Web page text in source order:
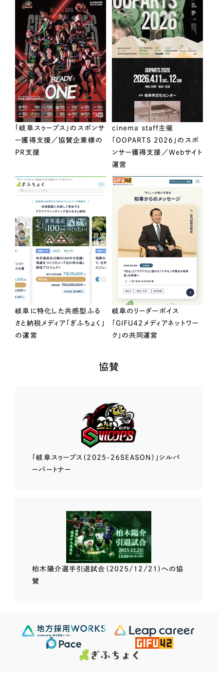
「岐阜スゥープス」のスポンサ
ー獲得支援／協賛企業様の
PR支援
cinema staff主催
「OOPARTS 2026」のスポ
ンサー獲得支援／Webサイト
運営
岐阜に特化した共感型ふる
さと納税メディア「ぎふちょく」
の運営
岐阜のリーダーボイス
「GIFU42メディアネットワー
ク」の共同運営
協賛
「岐阜スゥープス （2025-26SEASON）」 シルバ
ーパートナー
柏木陽介選手引退試合（2025/12/21）への協
賛